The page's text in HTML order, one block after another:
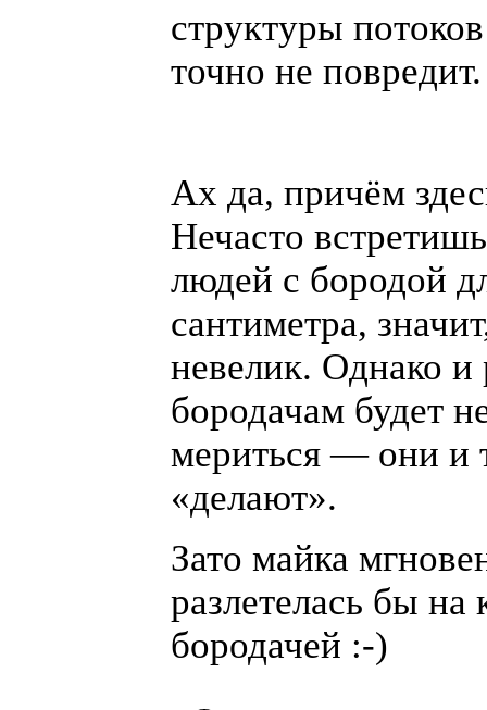
структуры
точно не повредит.
Ах да, причём
Нечасто
людей с бородой
сантиметра,
невелик. Однако и
бородачам будет
мериться — они и
«делают».
Зато майка
разлетелась бы на
бородачей :-)